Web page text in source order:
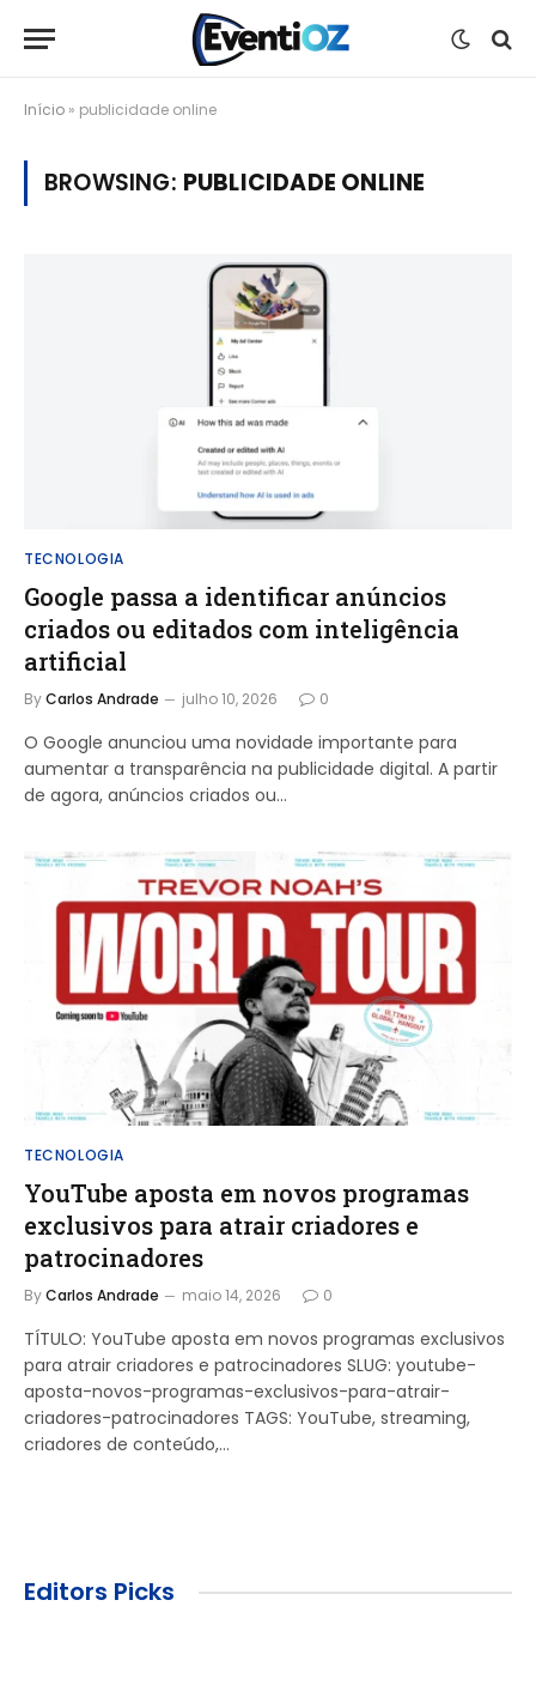
Início » publicidade online
BROWSING: PUBLICIDADE ONLINE
TECNOLOGIA
Google passa a identificar anúncios
criados ou editados com inteligência
artificial
ByCarlos Andrade julho 10, 2026 0
O Google anunciou uma novidade importante para
aumentar a transparência na publicidade digital. A partir
de agora, anúncios criados ou…
TECNOLOGIA
YouTube aposta em novos programas
exclusivos para atrair criadores e
patrocinadores
ByCarlos Andrade maio 14, 2026 0
TÍTULO: YouTube aposta em novos programas exclusivos
para atrair criadores e patrocinadores SLUG: youtube-
aposta-novos-programas-exclusivos-para-atrair-
criadores-patrocinadores TAGS: YouTube, streaming,
criadores de conteúdo,…
Editors Picks